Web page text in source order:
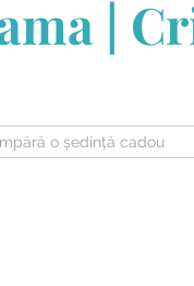
|
o ședință cadou